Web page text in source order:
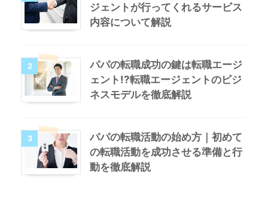
ジェントが行ってくれるサービス
内容について解説
2
パパの転職成功の鍵は転職エージ
ェント!?転職エージェントのビジ
ネスモデルを徹底解説
3
パパの転職活動の始め方｜初めて
の転職活動を成功させる準備と行
動を徹底解説